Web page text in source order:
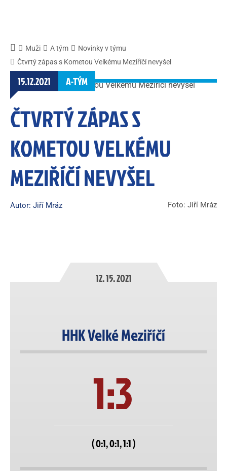
Muži A tým
Novinky v týmu
Čtvrtý zápas s Kometou Velkému Meziříčí nevyšel
15.12.2021 A-TÝM
ČTVRTÝ ZÁPAS S
KOMETOU VELKÉMU
MEZIŘÍČÍ NEVYŠEL
Autor: Jiří Mráz Foto: Jiří Mráz
12. 15. 2021
HHK Velké Meziříčí
1:3
( 0:1, 0:1, 1:1 )